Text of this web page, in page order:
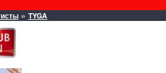
» TYGA